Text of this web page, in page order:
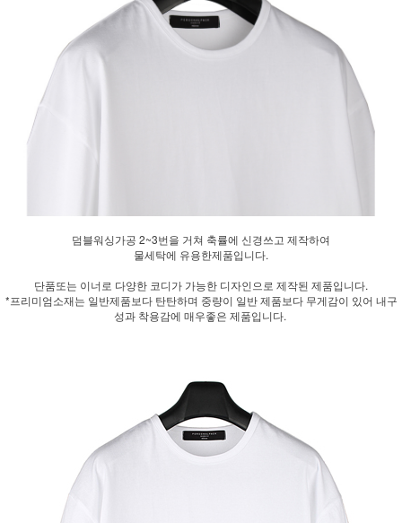
덤블워싱가공 2~3번을 거쳐 축률에 신경쓰고 제작하여
물세탁에 유용한제품입니다.
단품또는 이너로 다양한 코디가 가능한 디자인으로 제작된 제품입니다.
*프리미엄소재는 일반제품보다 탄탄하며 중량이 일반 제품보다 무게감이 있어 내구
성과 착용감에 매우좋은 제품입니다.